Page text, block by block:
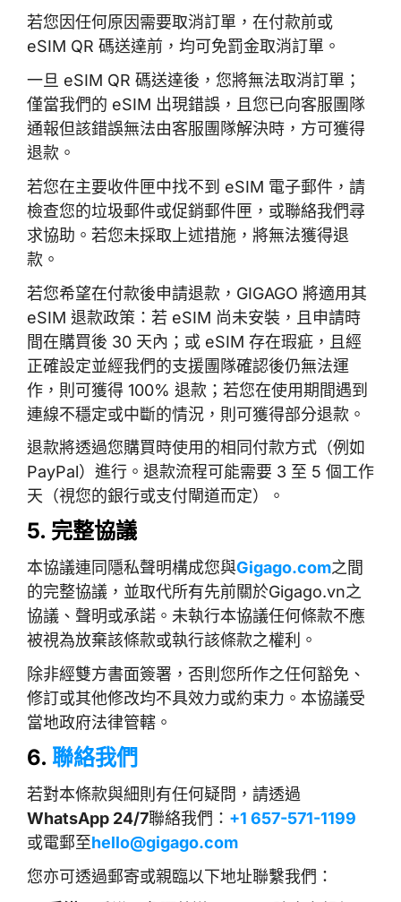
若您因任何原因需要取消訂單，在付款前或
eSIM QR 碼送達前，均可免罰金取消訂單。
一旦 eSIM QR 碼送達後，您將無法取消訂單；
僅當我們的 eSIM 出現錯誤，且您已向客服團隊
通報但該錯誤無法由客服團隊解決時，方可獲得
退款。
若您在主要收件匣中找不到 eSIM 電子郵件，請
檢查您的垃圾郵件或促銷郵件匣，或聯絡我們尋
求協助。若您未採取上述措施，將無法獲得退
款。
若您希望在付款後申請退款，GIGAGO 將適用其
eSIM 退款政策：若 eSIM 尚未安裝，且申請時
間在購買後 30 天內；或 eSIM 存在瑕疵，且經
正確設定並經我們的支援團隊確認後仍無法運
作，則可獲得 100% 退款；若您在使用期間遇到
連線不穩定或中斷的情況，則可獲得部分退款。
退款將透過您購買時使用的相同付款方式（例如
PayPal）進行。退款流程可能需要 3 至 5 個工作
天（視您的銀行或支付閘道而定）。
5. 完整協議
本協議連同隱私聲明構成您與Gigago.com之間
的完整協議，並取代所有先前關於Gigago.vn之
協議、聲明或承諾。未執行本協議任何條款不應
被視為放棄該條款或執行該條款之權利。
除非經雙方書面簽署，否則您所作之任何豁免、
修訂或其他修改均不具效力或約束力。本協議受
當地政府法律管轄。
6. 聯絡我們
若對本條款與細則有任何疑問，請透過
WhatsApp 24/7聯絡我們： +1 657-571-1199
或電郵至hello@gigago.com
您亦可透過郵寄或親臨以下地址聯繫我們：